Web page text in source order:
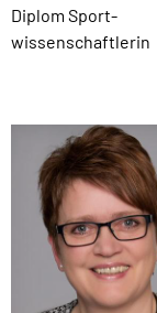
Diplom Sport-
wissenschaftlerin